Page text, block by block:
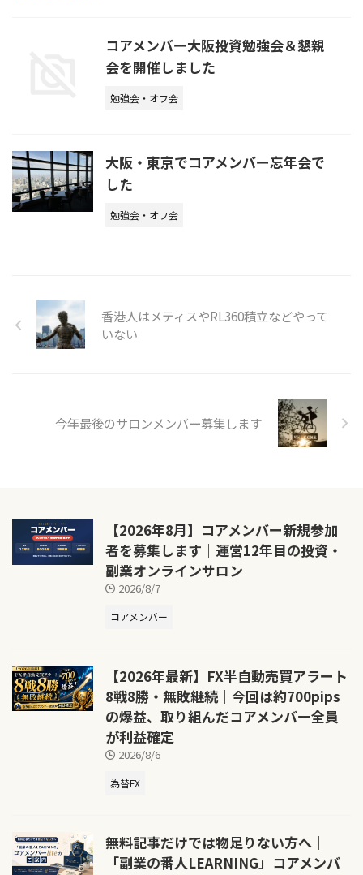
コアメンバー大阪投資勉強会＆懇親
会を開催しました
勉強会・オフ会
大阪・東京でコアメンバー忘年会で
した
勉強会・オフ会
香港人はメティスやRL360積立などやって
いない
今年最後のサロンメンバー募集します
【2026年8月】コアメンバー新規参加
者を募集します｜運営12年目の投資・
副業オンラインサロン
2026/8/7
コアメンバー
【2026年最新】FX半自動売買アラート
8戦8勝・無敗継続｜今回は約700pips
の爆益、取り組んだコアメンバー全員
が利益確定
2026/8/6
為替FX
無料記事だけでは物足りない方へ｜
「副業の番人LEARNING」コアメンバ